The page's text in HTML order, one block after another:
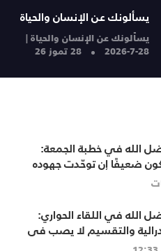
يسألونك عن الإنسان والحياة
يسألونك عن الإنسان والحياة |
28-7-2026 28 تموز 26
الله في خطبة الجمعة:
ضعيفًا إن توحّدت جهوده
من حساباتهم الخاصّة
الله في اللقاء الحواري:
والتقسيم لا يصب في